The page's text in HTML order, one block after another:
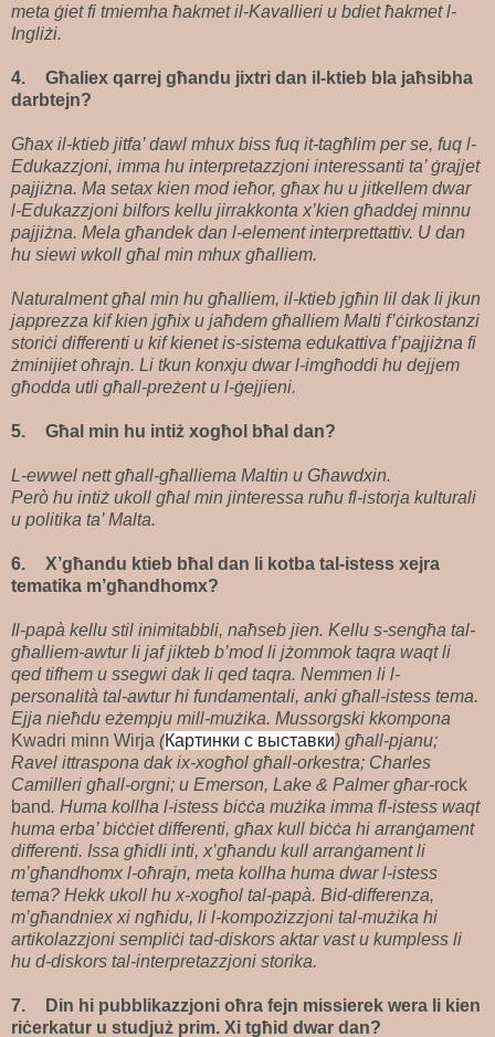
meta ġiet fi tmiemha ħakmet il-Kavallieri u bdiet ħakmet l-
Ingliżi.
Għaliex qarrej għandu jixtri dan il-ktieb bla jaħsibha
darbtejn?
Għax il-ktieb jitfa’ dawl mhux biss fuq it-tagħlim per se, fuq l-
Edukazzjoni, imma hu interpretazzjoni interessanti ta’ ġrajjet
pajjiżna. Ma setax kien mod ieħor, għax hu u jitkellem dwar
l-Edukazzjoni bilfors kellu jirrakkonta x’kien għaddej minnu
pajjiżna. Mela għandek dan l-element interprettattiv. U dan
hu siewi wkoll għal min mhux għalliem.
Naturalment għal min hu għalliem, il-ktieb jgħin lil dak li jkun
japprezza kif kien jgħix u jaħdem għalliem Malti f’ċirkostanzi
storiċi differenti u kif kienet is-sistema edukattiva f’pajjiżna fi
żminijiet oħrajn. Li tkun konxju dwar l-imgħoddi hu dejjem
għodda utli għall-preżent u l-ġejjieni.
Għal min hu intiż xogħol bħal dan?
L-ewwel nett għall-għalliema Maltin u Għawdxin.
Però hu intiż ukoll għal min jinteressa ruħu fl-istorja kulturali
u politika ta’ Malta.
X’għandu ktieb bħal dan li kotba tal-istess xejra
tematika m’għandhomx?
Il-papà kellu stil inimitabbli, naħseb jien. Kellu s-sengħa tal-
għalliem-awtur li jaf jikteb b’mod li jżommok taqra waqt li
qed tifhem u ssegwi dak li qed taqra. Nemmen li l-
personalità tal-awtur hi fundamentali, anki għall-istess tema.
Ejja nieħdu eżempju mill-mużika. Mussorgski kkompona
Kwadri minn Wirja (Картинки с выставки) għall-pjanu;
Ravel ittraspona dak ix-xogħol għall-orkestra; Charles
Camilleri għall-orgni; u Emerson, Lake & Palmer għar-rock
band. Huma kollha l-istess biċċa mużika imma fl-istess waqt
huma erba’ biċċiet differenti, għax kull biċċa hi arranġament
differenti. Issa għidli inti, x’għandu kull arranġament li
m’għandhomx l-oħrajn, meta kollha huma dwar l-istess
tema? Hekk ukoll hu x-xogħol tal-papà. Bid-differenza,
m’għandniex xi ngħidu, li l-kompożizzjoni tal-mużika hi
artikolazzjoni sempliċi tad-diskors aktar vast u kumpless li
hu d-diskors tal-interpretazzjoni storika.
Din hi pubblikazzjoni oħra fejn missierek wera li kien
riċerkatur u studjuż prim. Xi tgħid dwar dan?